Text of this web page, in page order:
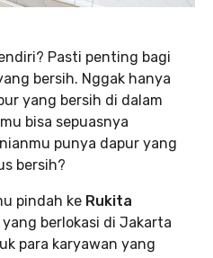
Pasti penting bagi
bersih. Nggak hanya
yang bersih di dalam
bisa sepuasnya
punya dapur yang
bersih?
pindah ke Rukita
berlokasi di Jakarta
para karyawan yang